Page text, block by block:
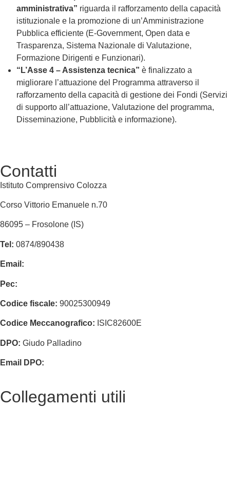
amministrativa” riguarda il rafforzamento della capacità
istituzionale e la promozione di un’Amministrazione
Pubblica efficiente (E-Government, Open data e
Trasparenza, Sistema Nazionale di Valutazione,
Formazione Dirigenti e Funzionari).
“L’Asse 4 – Assistenza tecnica” è finalizzato a
migliorare l’attuazione del Programma attraverso il
rafforzamento della capacità di gestione dei Fondi (Servizi
di supporto all’attuazione, Valutazione del programma,
Disseminazione, Pubblicità e informazione).
Contatti
Istituto Comprensivo Colozza
Corso Vittorio Emanuele n.70
86095 – Frosolone (IS)
Tel: 0874/890438
Email:
Pec:
Codice fiscale: 90025300949
Codice Meccanografico: ISIC82600E
DPO: Giudo Palladino
Email DPO:
Collegamenti utili